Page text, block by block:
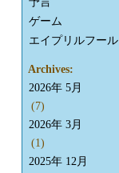
ゲーム
エイプリルフール
Archives:
2026年 5月
(7)
2026年 3月
(1)
2025年 12月